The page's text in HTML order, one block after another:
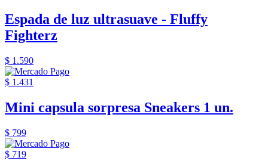
Espada de luz ultrasuave - Fluffy
Fighterz
$ 1.590
$ 1.431
Mini capsula sorpresa Sneakers 1 un.
$ 799
$ 719